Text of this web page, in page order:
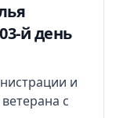
й день
и
с